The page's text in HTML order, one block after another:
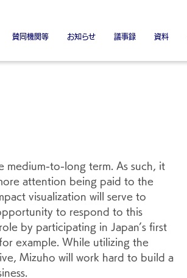
賛同機関等 お知らせ 議事録 資料
medium-to-long term. As such, it
attention being paid to the
visualization will serve to
to respond to this
by participating in Japan’s first
example. While utilizing the
Mizuho will work hard to build a